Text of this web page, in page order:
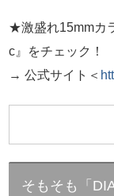
★激盛れ15mmカ
c』をチェック！
→ 公式サイト＜
そもそも「